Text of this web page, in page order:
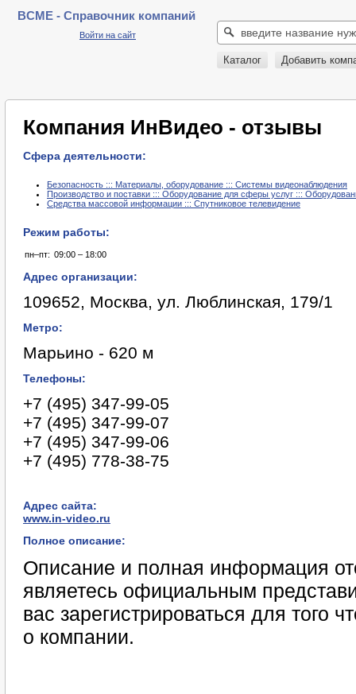
BCME - Справочник компаний
Войти на сайт
Каталог Добавить
Компания ИнВидео - отзывы
Сфера деятельности:
Безопасность ::: Материалы, оборудование ::: Системы видеонаблюдения
Производство и поставки ::: Оборудование для сферы услуг :::
Средства массовой информации ::: Спутниковое телевидение
Режим работы:
пн–пт: 09:00 – 18:00
Адрес организации:
109652, Москва, ул. Люблинская, 179/1
Метро:
Марьино - 620 м
Телефоны:
+7 (495) 347-99-05
+7 (495) 347-99-07
+7 (495) 347-99-06
+7 (495) 778-38-75
Адрес сайта:
www.in-video.ru
Полное описание:
Описание и полная информация
являетесь официальным
вас зарегистрироваться для того
о компании.